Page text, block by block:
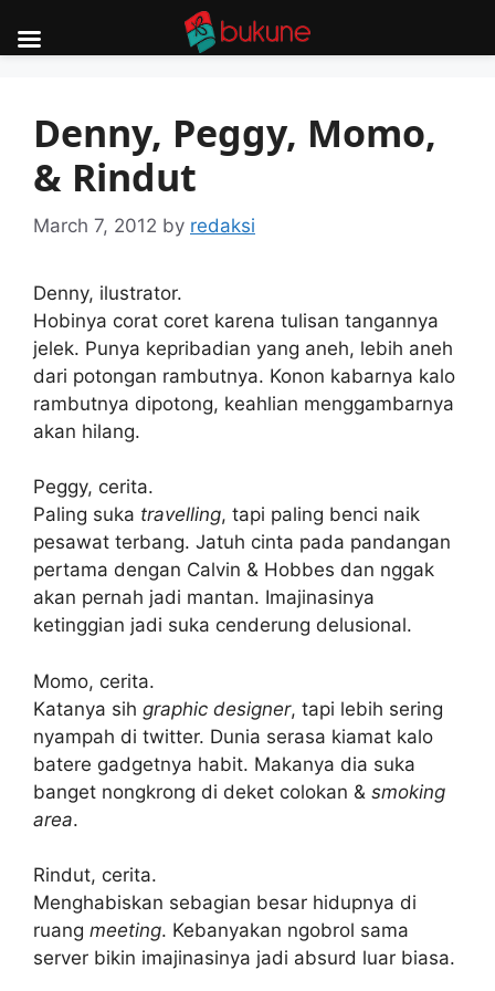
contentDenny, Peggy, Momo,
& Rindut
March 7, 2012 by redaksi
Denny, ilustrator.
Hobinya corat coret karena tulisan tangannya
jelek. Punya kepribadian yang aneh, lebih aneh
dari potongan rambutnya. Konon kabarnya kalo
rambutnya dipotong, keahlian menggambarnya
akan hilang.
Peggy, cerita.
Paling suka travelling, tapi paling benci naik
pesawat terbang. Jatuh cinta pada pandangan
pertama dengan Calvin & Hobbes dan nggak
akan pernah jadi mantan. Imajinasinya
ketinggian jadi suka cenderung delusional.
Momo, cerita.
Katanya sih graphic designer, tapi lebih sering
nyampah di twitter. Dunia serasa kiamat kalo
batere gadgetnya habit. Makanya dia suka
banget nongkrong di deket colokan & smoking
area.
Rindut, cerita.
Menghabiskan sebagian besar hidupnya di
ruang meeting. Kebanyakan ngobrol sama
server bikin imajinasinya jadi absurd luar biasa.